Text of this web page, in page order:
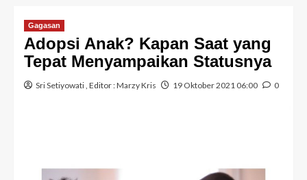
Gagasan
Adopsi Anak? Kapan Saat yang
Tepat Menyampaikan Statusnya
Sri Setiyowati, Editor :Marzy Kris 19 Oktober 2021 06:00 0